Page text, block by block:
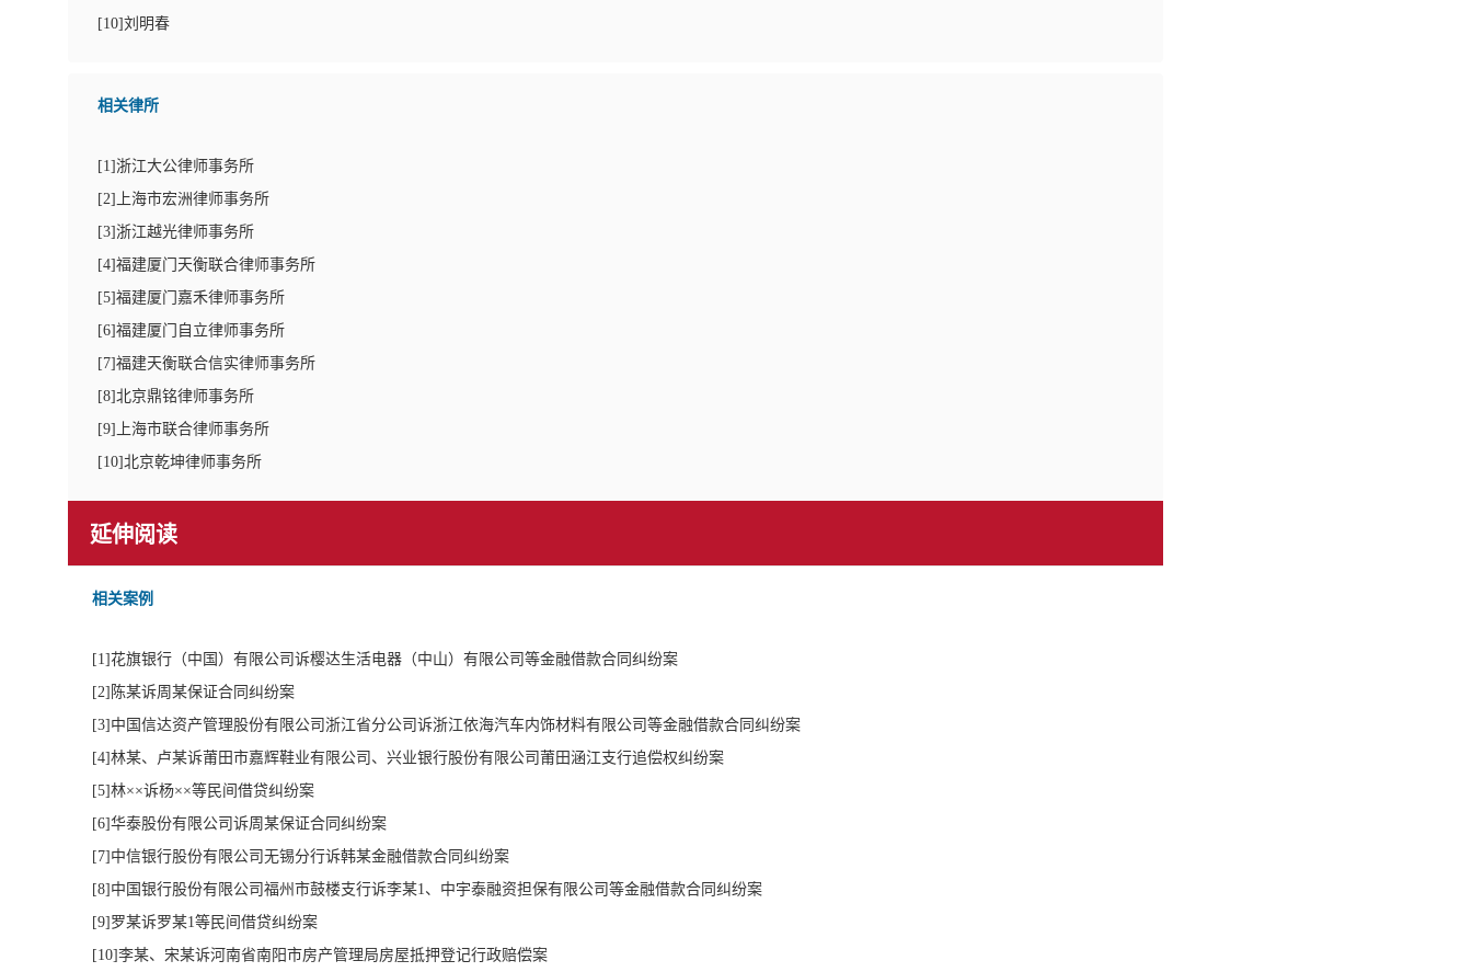
[10]刘明春
相关律所
[1]浙江大公律师事务所
[2]上海市宏洲律师事务所
[3]浙江越光律师事务所
[4]福建厦门天衡联合律师事务所
[5]福建厦门嘉禾律师事务所
[6]福建厦门自立律师事务所
[7]福建天衡联合信实律师事务所
[8]北京鼎铭律师事务所
[9]上海市联合律师事务所
[10]北京乾坤律师事务所
延伸阅读
相关案例
[1]花旗银行（中国）有限公司诉樱达生活电器（中山）有限公司等金融借款合同纠纷案
[2]陈某诉周某保证合同纠纷案
[3]中国信达资产管理股份有限公司浙江省分公司诉浙江依海汽车内饰材料有限公司等金融借款合同纠纷案
[4]林某、卢某诉莆田市嘉辉鞋业有限公司、兴业银行股份有限公司莆田涵江支行追偿权纠纷案
[5]林××诉杨××等民间借贷纠纷案
[6]华泰股份有限公司诉周某保证合同纠纷案
[7]中信银行股份有限公司无锡分行诉韩某金融借款合同纠纷案
[8]中国银行股份有限公司福州市鼓楼支行诉李某1、中宇泰融资担保有限公司等金融借款合同纠纷案
[9]罗某诉罗某1等民间借贷纠纷案
[10]李某、宋某诉河南省南阳市房产管理局房屋抵押登记行政赔偿案